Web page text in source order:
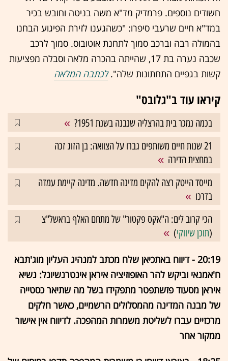
חשודים נוספים. פרמדיק מד"א משה בניטה וחובש בכיר
במד"א חיים שרעבי סיפרו: "כשהגענו לזירת הפיגוע הבחנו
בהמולה רבה וברכב סמוך לתחנת אוטובוס. סמוך לרכב
שכבה נערה בת 17, שהייתה בהכרה מלאה וסבלה מפציעות
קשות בגפיים התחתונות שלה".לכתבה המלאה
קיראו עוד ב"גלובס"
בכמה נמכר בית בהרצליה שנבנה בשנת 1951?
21 שנות חיים משותפים גברו על הצוואה: בן הזוג זכה
במחצית הדירה
מייסד הייטק רצה להקים מדינה חדשה. מדינה קיימת עמדה
בדרכו
הכי קרוב לים: ה"אקס פקטור" של מתחם האלף בראשל"צ
(תוכן שיווקי)
20:19 - דיווח באתכיאן שלח מכתב למנהיג העליון מוג'תבא
ח'אמנאי וביקש להר האופוזיציה איראן אינטרנשיונל: נשיא
איראן מסעוד פזשתפטר מתפקידו בשל מה שתיאר כסטייה
של מבנה המדינה מהמסלולים הרשמיים, כאשר חלקים
מרכזיים עברו לשליטת משמרות המהפכה. לדיווח אין אישור
ממקור אחר